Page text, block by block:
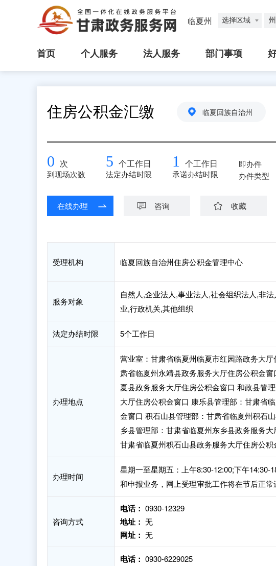
临夏州 选择区域
首页 个人服务 法人服务 部门事项
住房公积金汇缴 临夏回族自治州
0 次
到现场次数
5 个工作日
法定办结时限
1 个工作日
承诺办结时限
即办件
办件类型
在线办理 咨询 收藏
受理机构 临夏回族自治州住房公积金管理中心
服务对象
自然人,企业法人,事业法人,社会组织法人,非法
业,行政机关,其他组织
法定办结时限 5个工作日
办理地点
营业室：甘肃省临夏州临夏市红园路政务大
肃省临夏州永靖县政务服务大厅住房公积金
夏县政务服务大厅住房公积金窗口 和政县管
大厅住房公积金窗口 康乐县管理部：甘肃省
金窗口 积石山县管理部：甘肃省临夏州积石
乡县管理部：甘肃省临夏州东乡县政务服务
甘肃省临夏州积石山县政务服务大厅住房公积
办理时间
星期一至星期五：上午8:30-12:00;下午
和申报业务，网上受理审批工作将在节后正常
咨询方式
电话： 0930-12329
地址： 无
网址： 无
电话： 0930-6229025